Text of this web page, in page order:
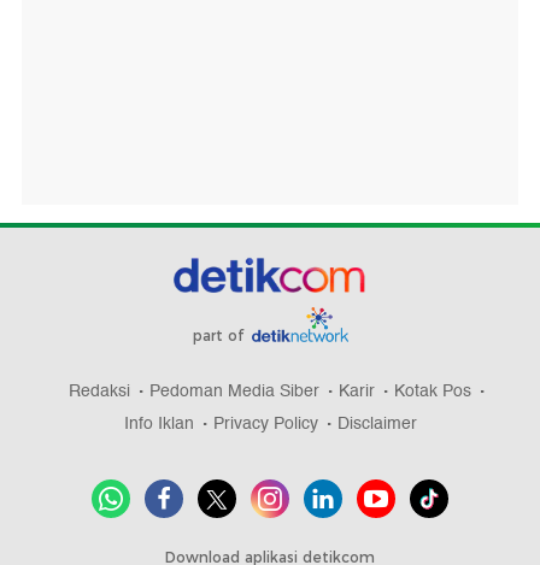
part of
Redaksi Pedoman Media Siber Karir
Kotak Pos
Info Iklan
Privacy Policy Disclaimer
Download aplikasi detikcom